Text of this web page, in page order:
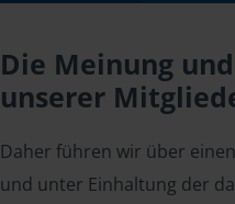
Die Meinung
unserer
Daher führen wir über
und unter Einhaltung der